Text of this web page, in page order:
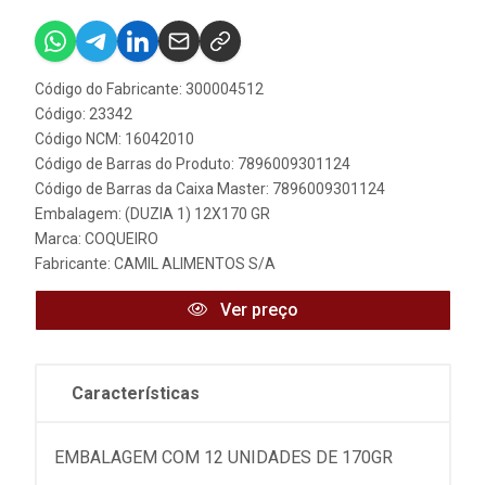
Código do Fabricante: 300004512
Código: 23342
Código NCM: 16042010
Código de Barras do Produto: 7896009301124
Código de Barras da Caixa Master: 7896009301124
Embalagem: (DUZIA 1) 12X170 GR
Marca: COQUEIRO
Fabricante: CAMIL ALIMENTOS S/A
Ver preço
Características
EMBALAGEM COM 12 UNIDADES DE 170GR